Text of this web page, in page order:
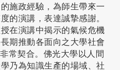
施政經驗，為師生帶來一
的演講，表達誠摯感謝。
在演講中揭示的氣候危機
期推動各面向之大學社會
常契合。佛光大學以人間
乃為知識生產的場域、社